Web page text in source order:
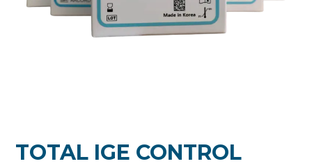
TOTAL IGE CONTROL